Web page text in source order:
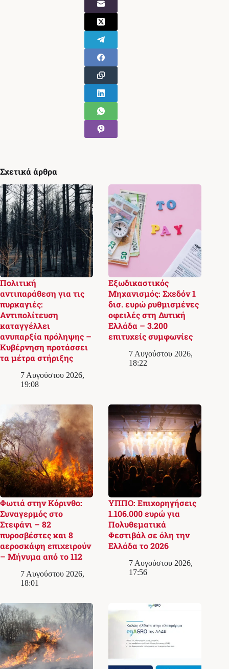
Σχετικά άρθρα
Πολιτική
αντιπαράθεση για τις
πυρκαγιές:
Αντιπολίτευση
καταγγέλλει
ανυπαρξία πρόληψης –
Κυβέρνηση προτάσσει
τα μέτρα στήριξης
7 Αυγούστου 2026,
19:08
Εξωδικαστικός
Μηχανισμός: Σχεδόν 1
δισ. ευρώ ρυθμισμένες
οφειλές στη Δυτική
Ελλάδα – 3.200
επιτυχείς συμφωνίες
7 Αυγούστου 2026,
18:22
Φωτιά στην Κόρινθο:
Συναγερμός στο
Στεφάνι – 82
πυροσβέστες και 8
αεροσκάφη επιχειρούν
– Μήνυμα από το 112
7 Αυγούστου 2026,
18:01
ΥΠΠΟ: Επιχορηγήσεις
1.106.000 ευρώ για
Πολυθεματικά
Φεστιβάλ σε όλη την
Ελλάδα το 2026
7 Αυγούστου 2026,
17:56